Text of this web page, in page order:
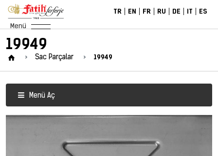
TR EN FR RU DE IT ES
Menü
19949
Sac Parçalar 19949
Menü Aç